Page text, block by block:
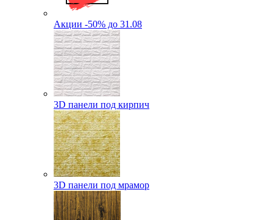
Акции -50% до 31.08
3D панели под кирпич
3D панели под мрамор